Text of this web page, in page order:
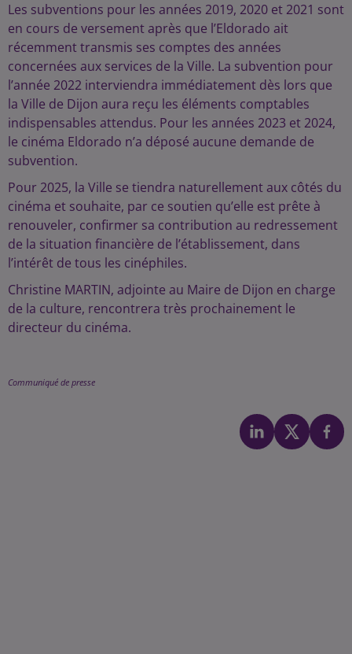
Les subventions pour les années 2019, 2020 et 2021 sont
en cours de versement après que l’Eldorado ait
récemment transmis ses comptes des années
concernées aux services de la Ville. La subvention pour
l’année 2022 interviendra immédiatement dès lors que
la Ville de Dijon aura reçu les éléments comptables
indispensables attendus. Pour les années 2023 et 2024,
le cinéma Eldorado n’a déposé aucune demande de
subvention.
Pour 2025, la Ville se tiendra naturellement aux côtés du
cinéma et souhaite, par ce soutien qu’elle est prête à
renouveler, confirmer sa contribution au redressement
de la situation financière de l’établissement, dans
l’intérêt de tous les cinéphiles.
Christine MARTIN, adjointe au Maire de Dijon en charge
de la culture, rencontrera très prochainement le
directeur du cinéma.
Communiqué de presse